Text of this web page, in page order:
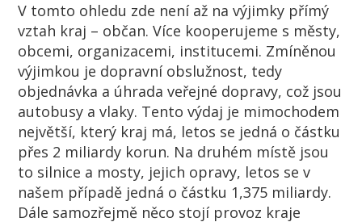
V tomto ohledu zde není až na výjimky přímý
vztah kraj – občan. Více kooperujeme s městy,
obcemi, organizacemi, institucemi. Zmíněnou
výjimkou je dopravní obslužnost, tedy
objednávka a úhrada veřejné dopravy, což jsou
autobusy a vlaky. Tento výdaj je mimochodem
největší, který kraj má, letos se jedná o částku
přes 2 miliardy korun. Na druhém místě jsou
to silnice a mosty, jejich opravy, letos se v
našem případě jedná o částku 1,375 miliardy.
Dále samozřejmě něco stojí provoz kraje